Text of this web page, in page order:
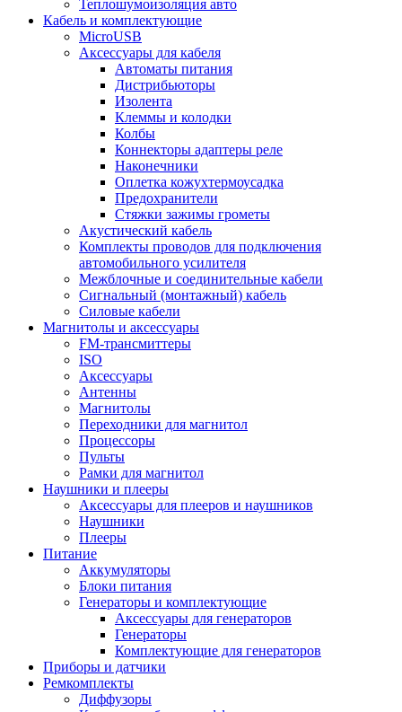
Теплошумоизоляция авто
Кабель и комплектующие
MicroUSB
Аксессуары для кабеля
Автоматы питания
Дистрибьюторы
Изолента
Клеммы и колодки
Колбы
Коннекторы адаптеры реле
Наконечники
Оплетка кожухтермоусадка
Предохранители
Стяжки зажимы грометы
Акустический кабель
Комплекты проводов для подключения
автомобильного усилителя
Межблочные и соединительные кабели
Сигнальный (монтажный) кабель
Силовые кабели
Магнитолы и аксессуары
FM-трансмиттеры
ISO
Аксессуары
Антенны
Магнитолы
Переходники для магнитол
Процессоры
Пульты
Рамки для магнитол
Наушники и плееры
Аксессуары для плееров и наушников
Наушники
Плееры
Питание
Аккумуляторы
Блоки питания
Генераторы и комплектующие
Аксессуары для генераторов
Генераторы
Комплектующие для генераторов
Приборы и датчики
Ремкомплекты
Диффузоры